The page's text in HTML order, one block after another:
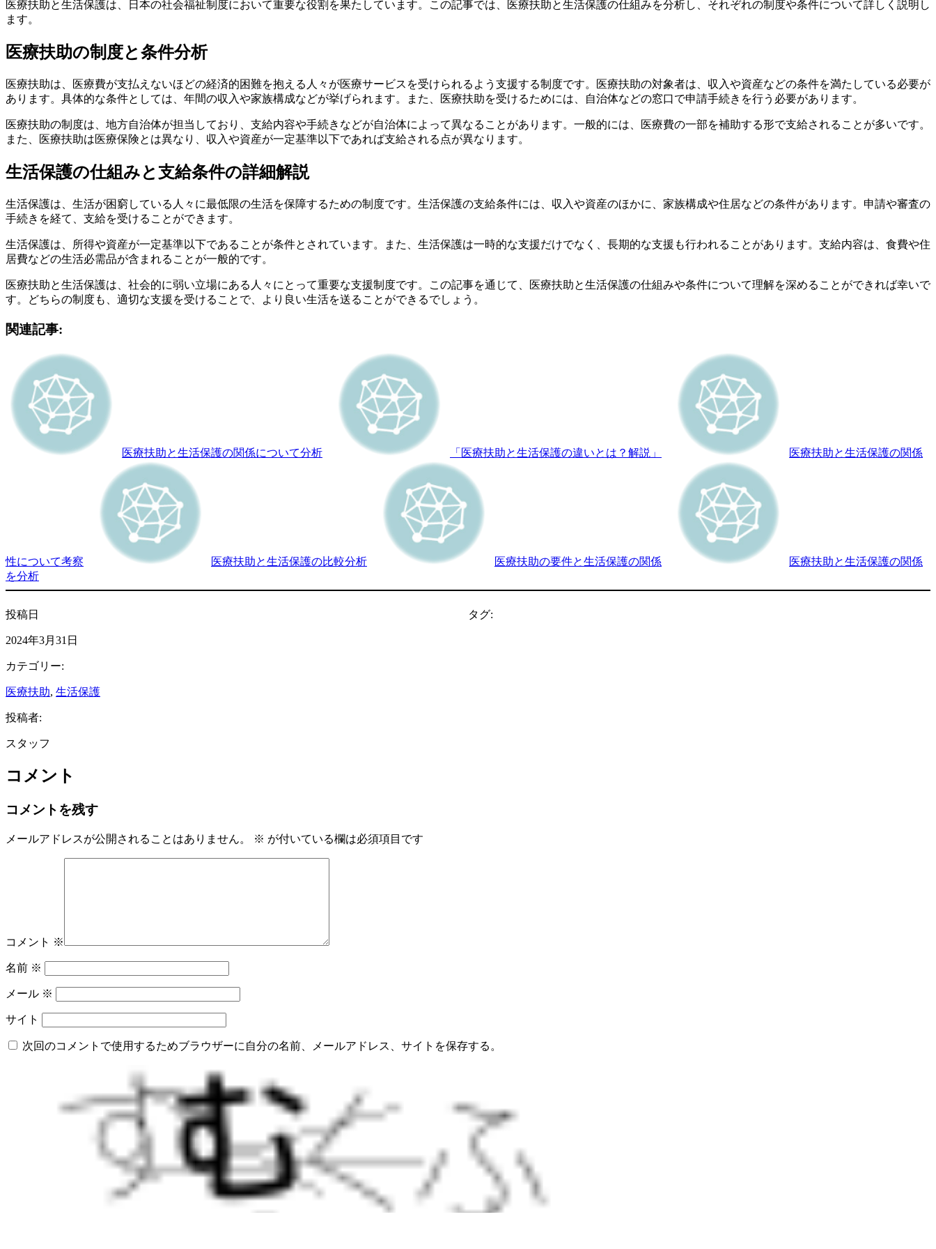
医療扶助と生活保護は、日本の社会福祉制度において重要な役割を果たしています。この記事では、医療扶助と生活保護の仕組みを分析し、それぞれの制度や条件について詳しく説明し
ます。
医療扶助の制度と条件分析
医療扶助は、医療費が支払えないほどの経済的困難を抱える人々が医療サービスを受けられるよう支援する制度です。医療扶助の対象者は、収入や資産などの条件を満たしている必要が
あります。具体的な条件としては、年間の収入や家族構成などが挙げられます。また、医療扶助を受けるためには、自治体などの窓口で申請手続きを行う必要があります。
医療扶助の制度は、地方自治体が担当しており、支給内容や手続きなどが自治体によって異なることがあります。一般的には、医療費の一部を補助する形で支給されることが多いです。
また、医療扶助は医療保険とは異なり、収入や資産が一定基準以下であれば支給される点が異なります。
生活保護の仕組みと支給条件の詳細解説
生活保護は、生活が困窮している人々に最低限の生活を保障するための制度です。生活保護の支給条件には、収入や資産のほかに、家族構成や住居などの条件があります。申請や審査の
手続きを経て、支給を受けることができます。
生活保護は、所得や資産が一定基準以下であることが条件とされています。また、生活保護は一時的な支援だけでなく、長期的な支援も行われることがあります。支給内容は、食費や住
居費などの生活必需品が含まれることが一般的です。
医療扶助と生活保護は、社会的に弱い立場にある人々にとって重要な支援制度です。この記事を通じて、医療扶助と生活保護の仕組みや条件について理解を深めることができれば幸いで
す。どちらの制度も、適切な支援を受けることで、より良い生活を送ることができるでしょう。
関連記事:
医療扶助と生活保護の関係について分析 「医療扶助と生活保護の違いとは？解説」 医療扶助と生活保護の関係
性について考察 医療扶助と生活保護の比較分析 医療扶助の要件と生活保護の関係
医療扶助と生活保護の関係
を分析
投稿日
2024年3月31日
カテゴリー:
医療扶助, 生活保護
投稿者:
スタッフ
タグ:
コメント
コメントを残す
メールアドレスが公開されることはありません。 ※ が付いている欄は必須項目です
コメント ※
名前 ※
メール ※
サイト
次回のコメントで使用するためブラウザーに自分の名前、メールアドレス、サイトを保存する。